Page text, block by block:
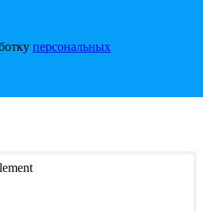
персональных